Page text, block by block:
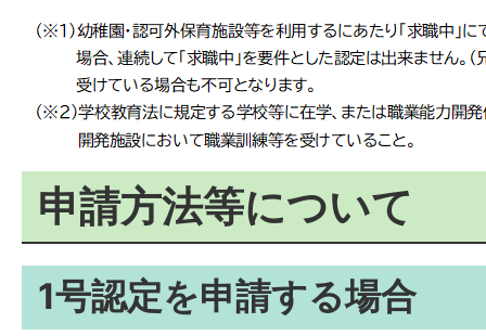
申請方法等について
1号認定を申請する場合